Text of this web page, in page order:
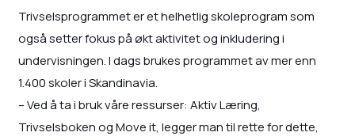
Trivselsprogrammet er et helhetlig skoleprogram som
også setter fokus på økt aktivitet og inkludering i
undervisningen. I dags brukes programmet av mer enn
1.400 skoler i Skandinavia.
– Ved å ta i bruk våre ressurser: Aktiv Læring,
Trivselsboken og Move it, legger man til rette for dette,